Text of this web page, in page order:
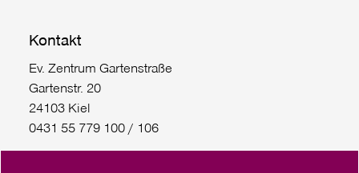
Kontakt
Ev. Zentrum Gartenstraße
Gartenstr. 20
24103 Kiel
0431 55 779 100 / 106